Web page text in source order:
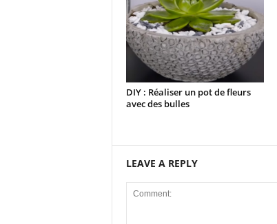
DIY : Réaliser un pot de fleurs
avec des bulles
LEAVE A REPLY